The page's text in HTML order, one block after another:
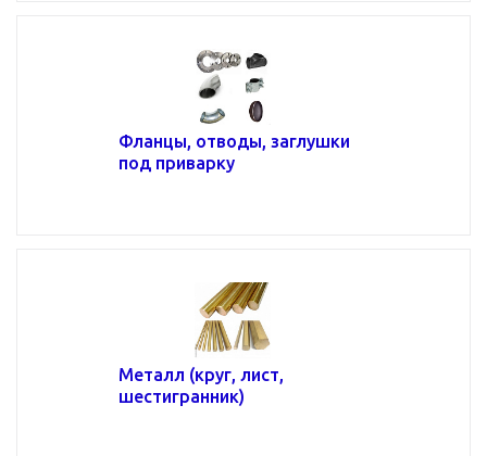
Фланцы, отводы, заглушки
под приварку
Металл (круг, лист,
шестигранник)